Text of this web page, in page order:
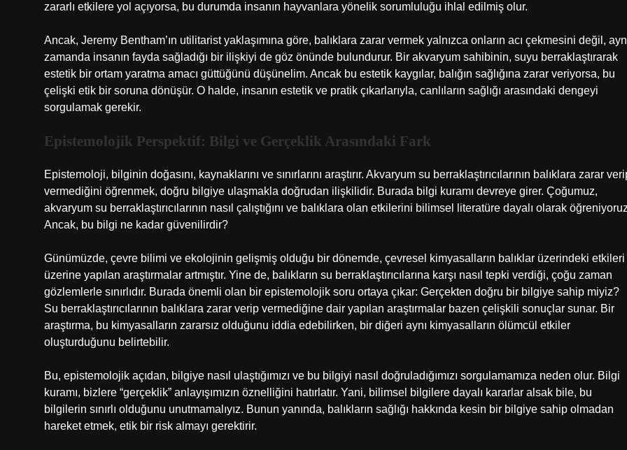
zararlı etkilere yol açıyorsa, bu durumda insanın hayvanlara yönelik sorumluluğu ihlal edilmiş olur.
Ancak, Jeremy Bentham’ın utilitarist yaklaşımına göre, balıklara zarar vermek yalnızca onların acı çekmesini değil,
zamanda insanın fayda sağladığı bir ilişkiyi de göz önünde bulundurur. Bir akvaryum sahibinin, suyu berraklaştırarak
estetik bir ortam yaratma amacı güttüğünü düşünelim. Ancak bu estetik kaygılar, balığın sağlığına zarar veriyorsa, bu
çelişki etik bir soruna dönüşür. O halde, insanın estetik ve pratik çıkarlarıyla, canlıların sağlığı arasındaki dengeyi
sorgulamak gerekir.
Epistemolojik Perspektif: Bilgi ve Gerçeklik Arasındaki Fark
Epistemoloji, bilginin doğasını, kaynaklarını ve sınırlarını araştırır. Akvaryum su berraklaştırıcılarının balıklara zarar
vermediğini öğrenmek, doğru bilgiye ulaşmakla doğrudan ilişkilidir. Burada bilgi kuramı devreye girer. Çoğumuz,
akvaryum su berraklaştırıcılarının nasıl çalıştığını ve balıklara olan etkilerini bilimsel literatüre dayalı olarak
Ancak, bu bilgi ne kadar güvenilirdir?
Günümüzde, çevre bilimi ve ekolojinin gelişmiş olduğu bir dönemde, çevresel kimyasalların balıklar üzerindeki etkileri
üzerine yapılan araştırmalar artmıştır. Yine de, balıkların su berraklaştırıcılarına karşı nasıl tepki verdiği, çoğu zaman
gözlemlerle sınırlıdır. Burada önemli olan bir epistemolojik soru ortaya çıkar: Gerçekten doğru bir bilgiye sahip miyiz?
Su berraklaştırıcılarının balıklara zarar verip vermediğine dair yapılan araştırmalar bazen çelişkili sonuçlar sunar. Bir
araştırma, bu kimyasalların zararsız olduğunu iddia edebilirken, bir diğeri aynı kimyasalların ölümcül etkiler
oluşturduğunu belirtebilir.
Bu, epistemolojik açıdan, bilgiye nasıl ulaştığımızı ve bu bilgiyi nasıl doğruladığımızı sorgulamamıza neden olur. Bilgi
kuramı, bizlere “gerçeklik” anlayışımızın öznelliğini hatırlatır. Yani, bilimsel bilgilere dayalı kararlar alsak bile, bu
bilgilerin sınırlı olduğunu unutmamalıyız. Bunun yanında, balıkların sağlığı hakkında kesin bir bilgiye sahip olmadan
hareket etmek, etik bir risk almayı gerektirir.